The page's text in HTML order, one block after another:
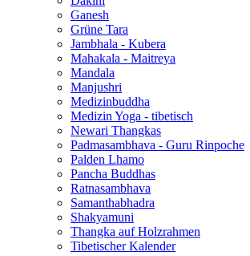
Ganesh
Grüne Tara
Jambhala - Kubera
Mahakala - Maitreya
Mandala
Manjushri
Medizinbuddha
Medizin Yoga - tibetisch
Newari Thangkas
Padmasambhava - Guru Rinpoche
Palden Lhamo
Pancha Buddhas
Ratnasambhava
Samanthabhadra
Shakyamuni
Thangka auf Holzrahmen
Tibetischer Kalender